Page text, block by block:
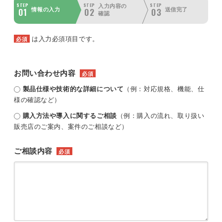
STEP
01 情報の入力
STEP
02
入力内容の
確認
STEP
03 送信完了
必須 は入力必須項目です。
お問い合わせ内容 必須
製品仕様や技術的な詳細について （例：対応規格、機能、仕
様の確認など）
購入方法や導入に関するご相談 （例：購入の流れ、取り扱い
販売店のご案内、案件のご相談など）
ご相談内容 必須